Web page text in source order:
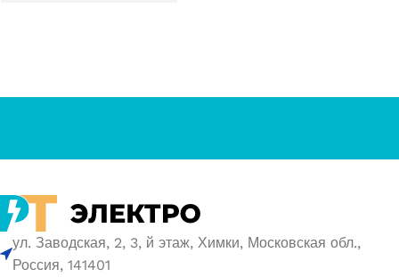
ул. Заводская, 2, 3, й этаж, Химки, Московская обл.,
Россия, 141401